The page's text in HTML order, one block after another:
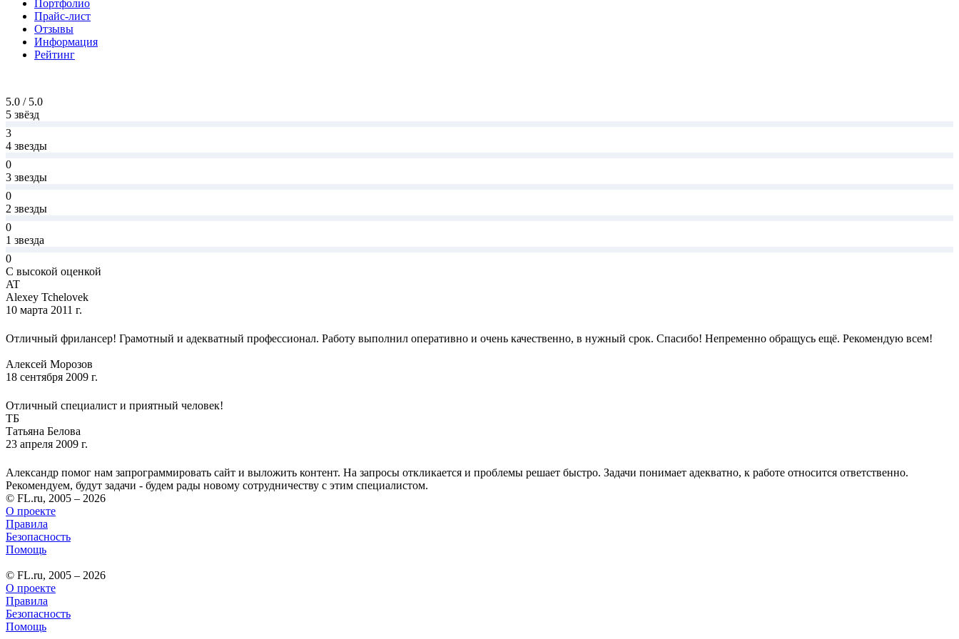
Портфолио
Прайс-лист
Отзывы
Информация
Рейтинг
5.0 / 5.0
5 звёзд
3
4 звезды
0
3 звезды
0
2 звезды
0
1 звезда
0
С высокой оценкой
AT
Alexey Tchelovek
10 марта 2011 г.
Отличный фрилансер! Грамотный и адекватный профессионал. Работу выполнил оперативно и очень качественно, в нужный срок. Спасибо! Непременно обращусь ещё. Рекомендую всем!
Алексей Морозов
18 сентября 2009 г.
Отличный специалист и приятный человек!
ТБ
Татьяна Белова
23 апреля 2009 г.
Александр помог нам запрограммировать сайт и выложить контент. На запросы откликается и проблемы решает быстро. Задачи понимает адекватно, к работе относится ответственно.
Рекомендуем, будут задачи - будем рады новому сотрудничеству с этим специалистом.
© FL.ru, 2005 – 2026
О проекте
Правила
Безопасность
Помощь
© FL.ru, 2005 – 2026
О проекте
Правила
Безопасность
Помощь